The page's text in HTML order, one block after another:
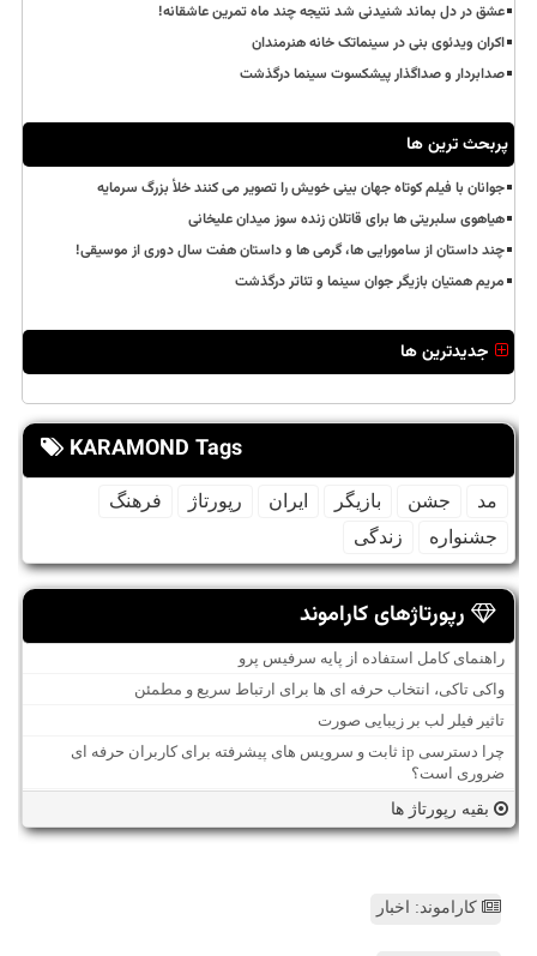
عشق در دل بماند شنیدنی شد نتیجه چند ماه تمرین عاشقانه!
اکران ویدئوی بنی در سینماتک خانه هنرمندان
صدابردار و صداگذار پیشکسوت سینما درگذشت
پربحث ترین ها
جوانان با فیلم کوتاه جهان بینی خویش را تصویر می کنند خلأ بزرگ سرمایه
هیاهوی سلبریتی ها برای قاتلان زنده سوز میدان علیخانی
چند داستان از سامورایی ها، گرمی ها و داستان هفت سال دوری از موسیقی!
مریم همتیان بازیگر جوان سینما و تئاتر درگذشت
جدیدترین ها
KARAMOND Tags
مد جشن بازیگر ایران رپورتاژ
فرهنگ
جشنواره
زندگی
رپورتاژهای کاراموند
راهنمای کامل استفاده از پایه سرفیس پرو
واکی تاکی، انتخاب حرفه ای ها برای ارتباط سریع و مطمئن
تاثیر فیلر لب بر زیبایی صورت
چرا دسترسی ip ثابت و سرویس های پیشرفته برای کاربران حرفه ای
ضروری است؟
بقیه رپورتاژ ها
کاراموند: اخبار